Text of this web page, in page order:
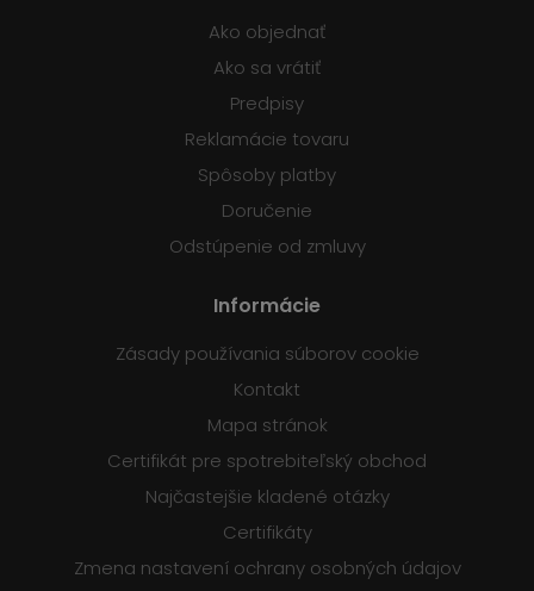
Ako objednať
Ako sa vrátiť
Predpisy
Reklamácie tovaru
Spôsoby platby
Doručenie
Odstúpenie od zmluvy
Informácie
Zásady používania súborov cookie
Kontakt
Mapa stránok
Certifikát pre spotrebiteľský obchod
Najčastejšie kladené otázky
Certifikáty
Zmena nastavení ochrany osobných údajov